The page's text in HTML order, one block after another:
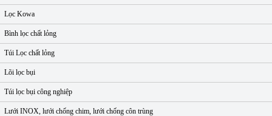
Lọc Kowa
Bình lọc chất lỏng
Túi Lọc chất lỏng
Lõi lọc bụi
Túi lọc bụi công nghiệp
Lưới INOX, lưới chống chim, lưới chống côn trùng